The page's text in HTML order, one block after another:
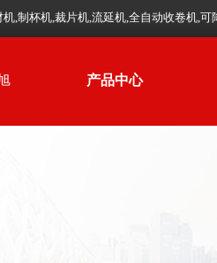
,制杯机,裁片机,流延机,全自动收卷机,
产品中心